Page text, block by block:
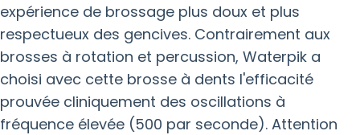
expérience de brossage plus doux et plus
respectueux des gencives. Contrairement aux
brosses à rotation et percussion, Waterpik a
choisi avec cette brosse à dents l'efficacité
prouvée cliniquement des oscillations à
fréquence élevée (500 par seconde). Attention